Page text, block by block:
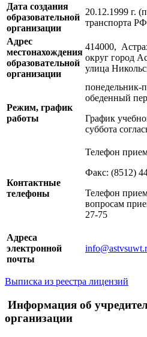
Дата создания
образовательной
организации
20.12.1999 г.
транспорта
Адрес
местонахождения
образовательной
организации
414000,
округ город
улица
Режим, график
работы
понедельник-
обеденный
График
суббота
Контактные
телефоны
Телефон
Факс: (8512)
Телефон
вопросам
27-75
Адреса
электронной
почты
Выписка из реестра лицензий
Информация об
организации